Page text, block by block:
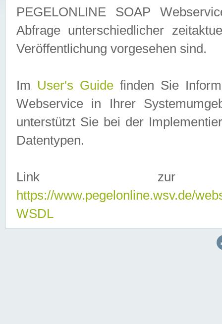
PEGELONLINE SOAP
Abfrage unterschiedlicher
Veröffentlichung vorgesehen sind.
Im User's Guidefinden Sie
Webservice in Ihrer
unterstützt Sie bei der
Datentypen.
Link zur
https://www.pegelonline.wsv.de/
WSDL